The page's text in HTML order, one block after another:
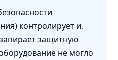
контролирует и,
защитную
не могло